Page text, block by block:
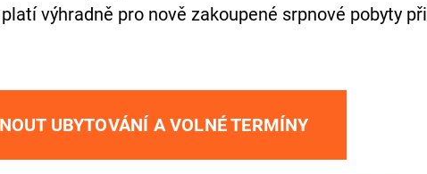
výhradně pro nově zakoupené srpnové pobyty při
UBYTOVÁNÍ A VOLNÉ TERMÍNY